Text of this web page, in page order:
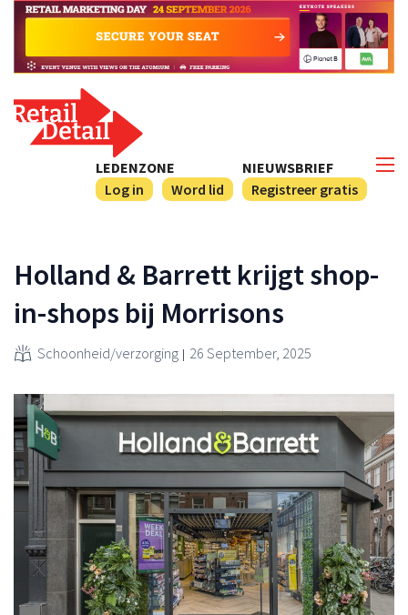
NIEUWSBRIEF
Registreer gratis
LEDENZONE
Log in
Word lid
Holland & Barrett krijgt shop-
in-shops bij Morrisons
Schoonheid/verzorging 26 September, 2025